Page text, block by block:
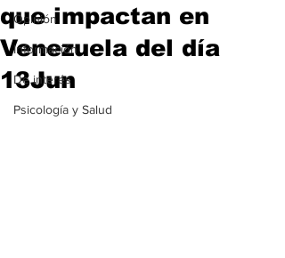
Opinión
Información
De interés
Psicología y Salud
que impactan en
Venezuela del día
13Jun